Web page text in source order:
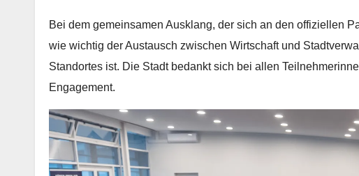
Bei dem gemeinsamen Ausklang, der sich an den offiziellen
wie wichtig der Austausch zwischen Wirtschaft und
Standortes ist. Die Stadt bedankt sich bei allen
Engagement.